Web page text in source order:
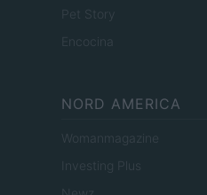
Pet Story
Encocina
NORD AMERICA
Womanmagazine
Investing Plus